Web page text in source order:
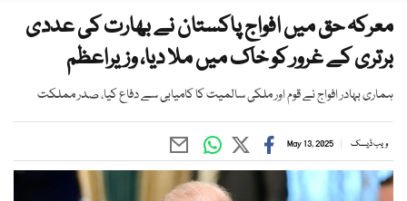
معرکہ حق میں افواج پاکستان نے بھارت کی عددی
برتری کے غرور کو خاک میں ملا دیا، وزیراعظم
ہماری بہادر افواج نے قوم اور ملکی سالمیت کا کامیابی سے دفاع کیا، صدر مملکت
ویب ڈیسک May 13, 2025